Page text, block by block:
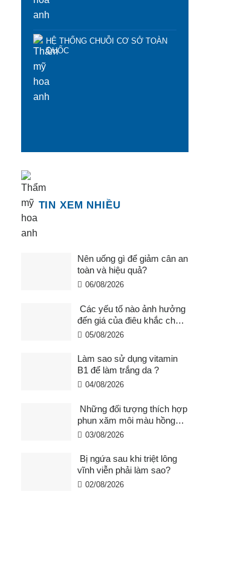
HỆ THỐNG CHUỖI CƠ SỞ TOÀN
QUỐC
TIN XEM NHIỀU
Nên uống gì để giảm cân an
toàn và hiệu quả?
06/08/2026
Các yếu tố nào ảnh hưởng
đến giá của điêu khắc chân
mày ?
05/08/2026
Làm sao sử dụng vitamin
B1 để làm trắng da ?
04/08/2026
Những đối tượng thích hợp
phun xăm môi màu hồng
cam san hô?
03/08/2026
Bị ngứa sau khi triệt lông
vĩnh viễn phải làm sao?
02/08/2026